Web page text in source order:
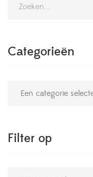
Categorieën
Filter op